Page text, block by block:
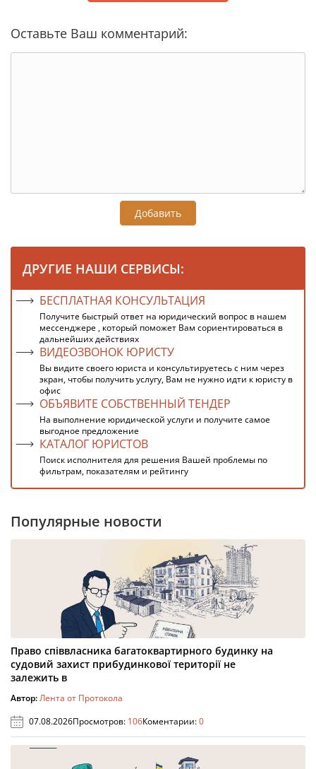
Оставьте Ваш комментарий:
Добавить
ДРУГИЕ НАШИ СЕРВИСЫ:
БЕСПЛАТНАЯ КОНСУЛЬТАЦИЯ
Получите быстрый ответ на юридический вопрос в нашем
мессенджере , который поможет Вам сориентироваться в
дальнейших действиях
ВИДЕОЗВОНОК ЮРИСТУ
Вы видите своего юриста и консультируетесь с ним через
экран, чтобы получить услугу, Вам не нужно идти к юристу в
офис
ОБЪЯВИТЕ СОБСТВЕННЫЙ ТЕНДЕР
На выполнение юридической услуги и получите самое
выгодное предложение
КАТАЛОГ ЮРИСТОВ
Поиск исполнителя для решения Вашей проблемы по
фильтрам, показателям и рейтингу
Популярные новости
Право співвласника багатоквартирного будинку на
судовий захист прибудинкової території не
залежить в
Автор:Лента от Протокола
07.08.2026Просмотров: 106Коментарии:0